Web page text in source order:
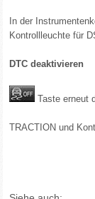
In der
Kontrollleuchte für
DTC deaktivieren
Taste erneut
TRACTION und